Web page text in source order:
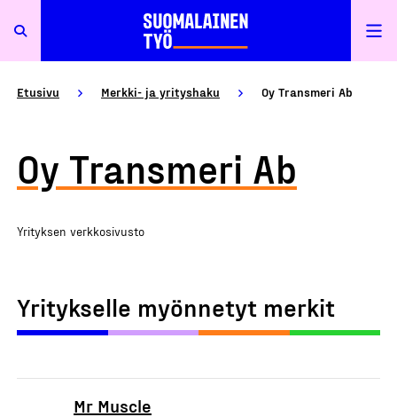
Etusivu Merkki- ja yrityshaku Oy Transmeri Ab
Oy Transmeri Ab
Yrityksen verkkosivusto
Yritykselle myönnetyt merkit
Mr Muscle